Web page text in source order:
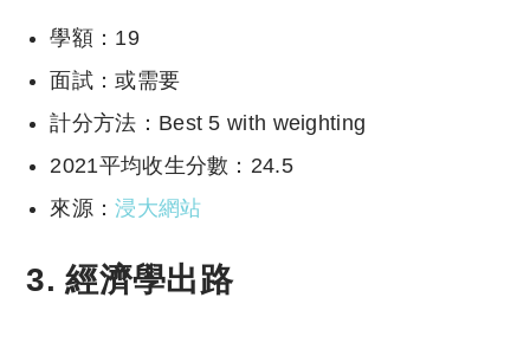
學額：19
面試：或需要
計分方法：Best 5 with weighting
2021平均收生分數：24.5
來源：浸大網站
3. 經濟學出路